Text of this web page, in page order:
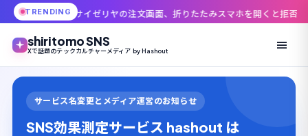
TRENDING
ゼリヤの注文画面、折りたたみスマホを開くと拒否される理由 機種で明
shiritomo SNS
Xで話題のテックカルチャーメディア by Hashout
サービス名変更とメディア運営のお知らせ
SNS効果測定サービス hashout は